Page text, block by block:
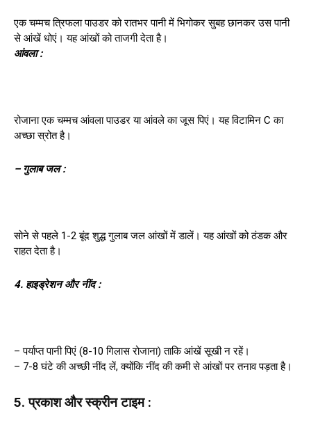
एक चम्मच त्रिफला पाउडर को रातभर पानी में भिगोकर सुबह छानकर उस पानी
से आंखें धोएं। यह आंखों को ताजगी देता है।
आंवला :
रोजाना एक चम्मच आंवला पाउडर या आंवले का जूस पिएं। यह विटामिन C का
अच्छा स्रोत है।
– गुलाब जल :
सोने से पहले 1-2 बूंद शुद्ध गुलाब जल आंखों में डालें। यह आंखों को ठंडक और
राहत देता है।
4. हाइड्रेशन और नींद :
– पर्याप्त पानी पिएं (8-10 गिलास रोजाना) ताकि आंखें सूखी न रहें।
– 7-8 घंटे की अच्छी नींद लें, क्योंकि नींद की कमी से आंखों पर तनाव पड़ता है।
5. प्रकाश और स्क्रीन टाइम :